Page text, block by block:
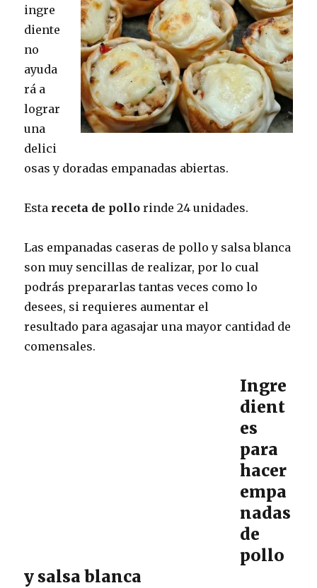
ingre
diente
no
ayuda
rá a
lograr
una
delici
osas y doradas empanadas abiertas.
Esta receta de pollo rinde 24 unidades.
Las empanadas caseras de pollo y salsa blanca
son muy sencillas de realizar, por lo cual
podrás prepararlas tantas veces como lo
desees, si requieres aumentar el
resultado para agasajar una mayor cantidad de
comensales.
Ingre
dient
es
para
hacer
empa
nadas
de
pollo
y salsa blanca